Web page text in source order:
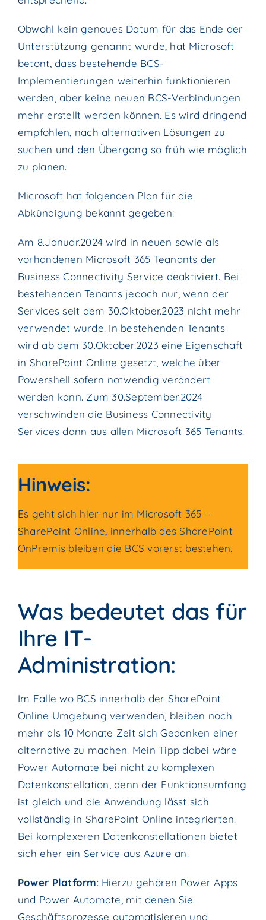
Obwohl kein genaues Datum für das Ende der
Unterstützung genannt wurde, hat Microsoft
betont, dass bestehende BCS-
Implementierungen weiterhin funktionieren
werden, aber keine neuen BCS-Verbindungen
mehr erstellt werden können. Es wird dringend
empfohlen, nach alternativen Lösungen zu
suchen und den Übergang so früh wie möglich
zu planen.
Microsoft hat folgenden Plan für die
Abkündigung bekannt gegeben:
Am 8.Januar.2024 wird in neuen sowie als
vorhandenen Microsoft 365 Teanants der
Business Connectivity Service deaktiviert. Bei
bestehenden Tenants jedoch nur, wenn der
Services seit dem 30.Oktober.2023 nicht mehr
verwendet wurde. In bestehenden Tenants
wird ab dem 30.Oktober.2023 eine Eigenschaft
in SharePoint Online gesetzt, welche über
Powershell sofern notwendig verändert
werden kann. Zum 30.September.2024
verschwinden die Business Connectivity
Services dann aus allen Microsoft 365 Tenants.
Hinweis:
Es geht sich hier nur im Microsoft 365 –
SharePoint Online, innerhalb des SharePoint
OnPremis bleiben die BCS vorerst bestehen.
Was bedeutet das für
Ihre IT-
Administration:
Im Falle wo BCS innerhalb der SharePoint
Online Umgebung verwenden, bleiben noch
mehr als 10 Monate Zeit sich Gedanken einer
alternative zu machen. Mein Tipp dabei wäre
Power Automate bei nicht zu komplexen
Datenkonstellation, denn der Funktionsumfang
ist gleich und die Anwendung lässt sich
vollständig in SharePoint Online integrierten.
Bei komplexeren Datenkonstellationen bietet
sich eher ein Service aus Azure an.
Power Platform: Hierzu gehören Power Apps
und Power Automate, mit denen Sie
Geschäftsprozesse automatisieren und